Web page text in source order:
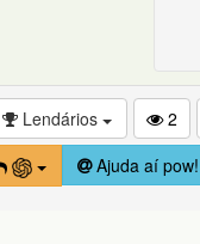
Lendários
2
Ajuda aí pow!